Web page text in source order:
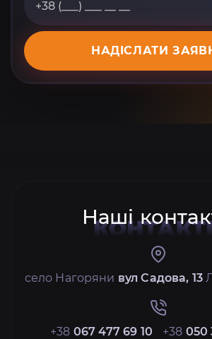
НАДІСЛАТИ
Наші
село Нагоряни вул Садова, 13
+38 067 477 69 10 +38 050